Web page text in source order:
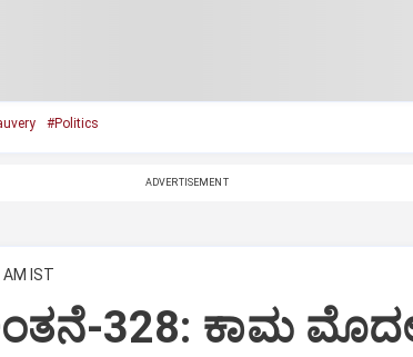
#Politics
ADVERTISEMENT
IST
328: ಕಾಮ